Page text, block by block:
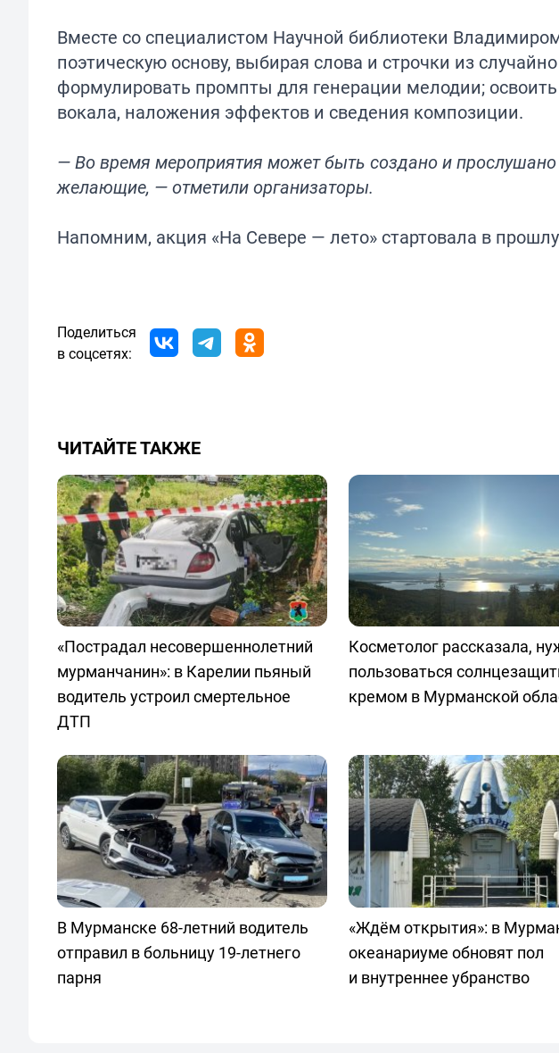
Вместе со специалистом Научной библиотеки
поэтическую основу, выбирая слова и строчки из
формулировать промпты для генерации мелодии;
вокала, наложения эффектов и сведения композиции.
— Во время мероприятия может быть создано и
желающие, — отметили организаторы.
Напомним, акция «На Севере — лето» стартовала в
Поделиться
в соцсетях:
ЧИТАЙТЕ ТАКЖЕ
«Пострадал несовершеннолетний
мурманчанин»: в Карелии пьяный
водитель устроил смертельное
ДТП
Косметолог рассказала,
пользоваться
кремом в Мурманской
В Мурманске 68-летний водитель
отправил в больницу 19-летнего
парня
«Ждём открытия»: в
океанариуме обновят пол
и внутреннее убранство